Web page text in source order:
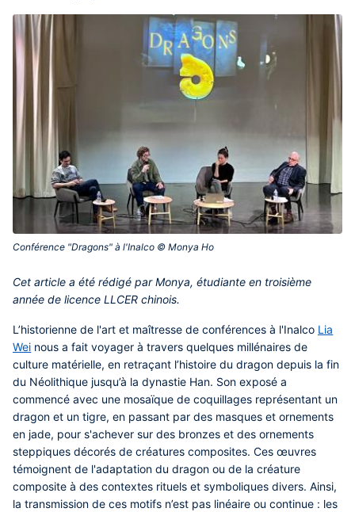
Conférence "Dragons" à l'Inalco © Monya Ho‎
Contenu
central
Cet article a été rédigé par Monya, étudiante en troisième
année de licence LLCER chinois.
L’historienne de l'art et maîtresse de conférences à l'Inalco Lia
Wei nous a fait voyager à travers quelques millénaires de
culture matérielle, en retraçant l’histoire du dragon depuis la fin
du Néolithique jusqu’à la dynastie Han. Son exposé a
commencé avec une mosaïque de coquillages représentant un
dragon et un tigre, en passant par des masques et ornements
en jade, pour s'achever sur des bronzes et des ornements
steppiques décorés de créatures composites. Ces œuvres
témoignent de l'adaptation du dragon ou de la créature
composite à des contextes rituels et symboliques divers. Ainsi,
la transmission de ces motifs n’est pas linéaire ou continue : les